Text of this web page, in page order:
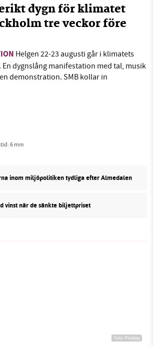
dygn för klimatet
tre veckor före
Helgen 22-23 augusti går i klimatets
dygnslång manifestation med tal, musik
demonstration. SMB kollar in
6 min
inom miljöpolitiken tydliga efter Almedalen
vinst när de sänkte biljettpriset
Foto:Pixabay